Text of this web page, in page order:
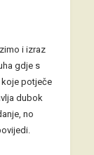
i izraz
gdje s
koje potječe
dubok
no